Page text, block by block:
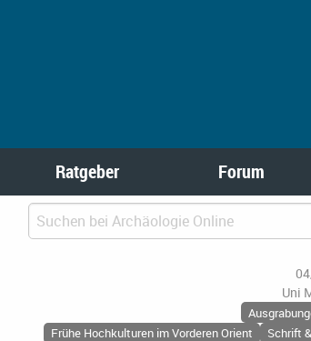
Ratgeber Forum
Uni
Frühe Hochkulturen im Vorderen Orient
Schrift